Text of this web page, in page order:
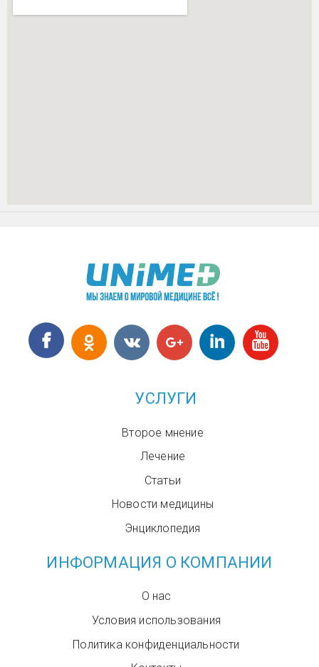
УСЛУГИ
Второе мнение
Лечение
Статьи
Новости медицины
Энциклопедия
ИНФОРМАЦИЯ О КОМПАНИИ
О нас
Условия использования
Политика конфиденциальности